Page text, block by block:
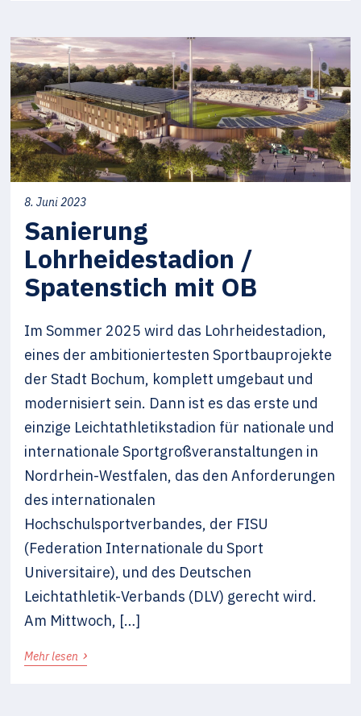
8. Juni 2023
Sanierung
Lohrheidestadion /
Spatenstich mit OB
Im Sommer 2025 wird das Lohrheidestadion,
eines der ambitioniertesten Sportbauprojekte
der Stadt Bochum, komplett umgebaut und
modernisiert sein. Dann ist es das erste und
einzige Leichtathletikstadion für nationale und
internationale Sportgroßveranstaltungen in
Nordrhein-Westfalen, das den Anforderungen
des internationalen
Hochschulsportverbandes, der FISU
(Federation Internationale du Sport
Universitaire), und des Deutschen
Leichtathletik-Verbands (DLV) gerecht wird.
Am Mittwoch, […]
Mehr lesen ›